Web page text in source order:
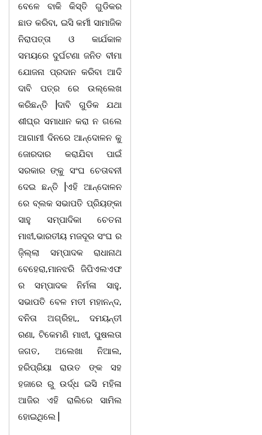
ବେଳେ ବାକି କିସ୍ତି ଗୁଡିକର
ଛାଡ କରିବା, ଇସି କର୍ମୀ ସାମାଜିକ
ନିରାପତ୍ତା ଓ କାର୍ଯକାଳ
ସମୟରେ ଦୁର୍ଘଟଣା ଜନିତ ବୀମା
ଯୋଜନା ପ୍ରଦାନ କରିବା ଆଦି
ଦାବି ପତ୍ର ରେ ଉଲ୍ଲେଖ
କରିଛନ୍ତି |ଦାବି ଗୁଡିକ ଯଥା
ଶୀଘ୍ର ସମାଧାନ କରା ନ ଗଲେ
ଆଗାମୀ ଦିନରେ ଆନ୍ଦୋଳନ କୁ
ଜୋରଦାର କରାଯିବା ପାଇଁ
ସରକାର ଙ୍କୁ ସଂଘ ଚେତାବନୀ
ଦେଇ ଛନ୍ତି |ଏହି ଆନ୍ଦୋଳନ
ରେ ବ୍ଲକ ସଭାପତି ପ୍ରିୟଙ୍କା
ସାହୁ ସମ୍ପାଦିକା ଚେତନା
ମାଝୀ,ଭାରତୀୟ ମଜଦୂର ସଂଘ ର
ଜ଼ିଲ୍ଲା ସମ୍ପାଦକ ରାଧାନାଥ
ବେହେରା,ମାନଝରି ଜିପିଏଲଏଫ
ର ସମ୍ପାଦକ ନିର୍ମଳା ସାହୁ,
ସଭାପତି ବେଳ ମତୀ ମହାନନ୍ଦ,
ବନିତା ଅଗ୍ରିହା,, ଦମୟନ୍ତୀ
ରଣା, ଟିକେମଣି ମାଝୀ, ପୁଷଲତା
ଜଗତ, ଅଲେଖା ନିଆଲ,
ହରିପ୍ରିୟା ରାଉତ ଙ୍କ ସହ
ହଜାରେ ରୁ ଉର୍ଦ୍ଧ ଇସି ମହିଳା
ଆଜିର ଏହି ରାଲିରେ ସାମିଲ
ହୋଇଥିଲେ |